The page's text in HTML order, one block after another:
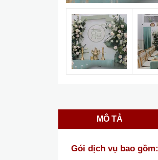
MÔ TẢ
Gói dịch vụ bao gồm: